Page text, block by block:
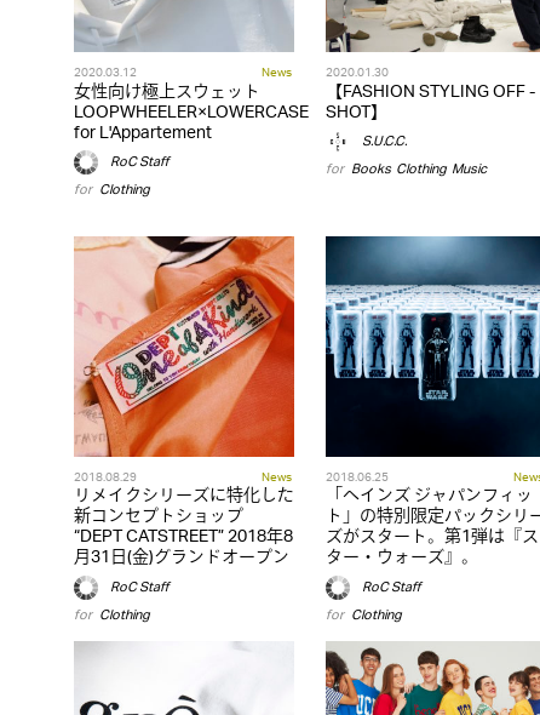
2020.03.12 News
女性向け極上スウェット
LOOPWHEELER×LOWERCASE
for L'Appartement
RoC Staff
for Clothing
2020.01.30
【FASHION STYLING OFF -
SHOT】
S.U.C.C.
for Books,Clothing,Music
2018.08.29 News
リメイクシリーズに特化した
新コンセプトショップ
“DEPT CATSTREET” 2018年8
月31日(金)グランドオープン
RoC Staff
for Clothing
2018.06.25
「ヘインズ ジャパンフィッ
ト」の特別限定パックシリ
ズがスタート。第1弾は『ス
ター・ウォーズ』。
RoC Staff
for Clothing